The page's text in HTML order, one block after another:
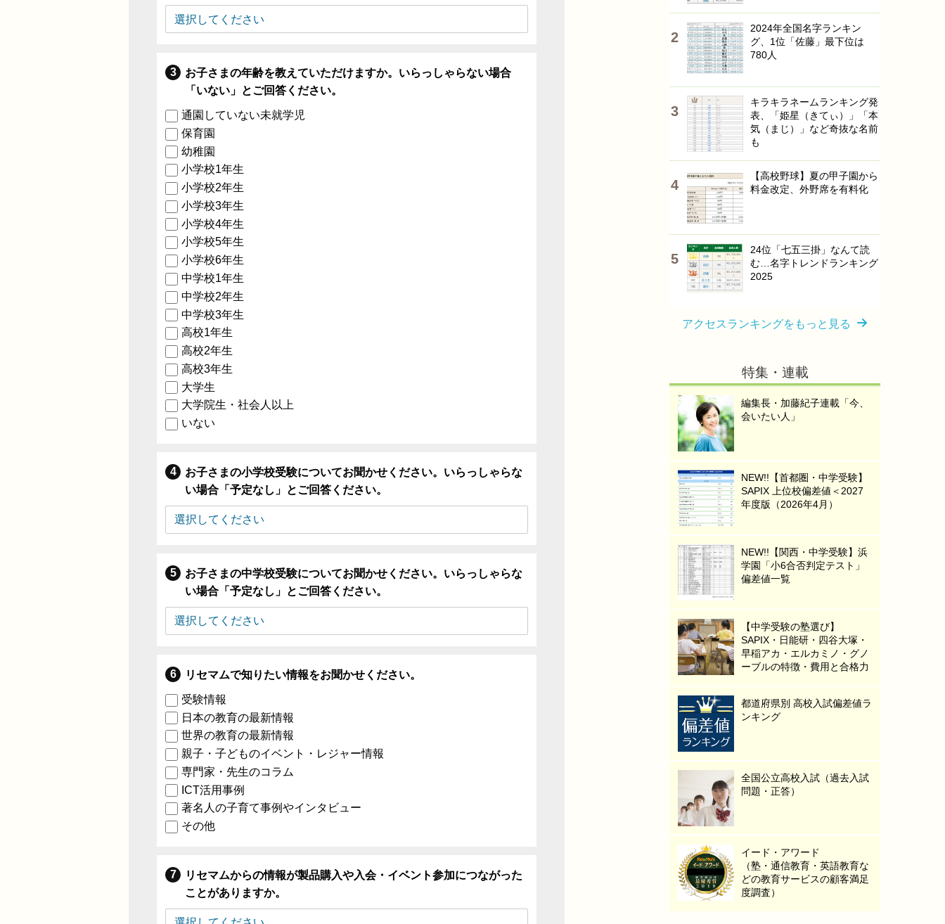
お子さまの年齢を教えていただけますか。いらっしゃらない場合
「いない」とご回答ください。
通園していない未就学児
保育園
幼稚園
小学校1年生
小学校2年生
小学校3年生
小学校4年生
小学校5年生
小学校6年生
中学校1年生
中学校2年生
中学校3年生
高校1年生
高校2年生
高校3年生
大学生
大学院生・社会人以上
いない
お子さまの小学校受験についてお聞かせください。いらっしゃらな
い場合「予定なし」とご回答ください。
お子さまの中学校受験についてお聞かせください。いらっしゃらな
い場合「予定なし」とご回答ください。
リセマムで知りたい情報をお聞かせください。
受験情報
日本の教育の最新情報
世界の教育の最新情報
親子・子どものイベント・レジャー情報
専門家・先生のコラム
ICT活用事例
著名人の子育て事例やインタビュー
その他
リセマムからの情報が製品購入や入会・イベント参加につながった
ことがありますか。
2024年全国名字ランキン
グ、1位「佐藤」最下位は
780人
キラキラネームランキング発
表、「姫星（きてぃ）」「本
気（まじ）」など奇抜な名前
も
【高校野球】夏の甲子園から
料金改定、外野席を有料化
24位「七五三掛」なんて読
む…名字トレンドランキング
2025
アクセスランキングをもっと見る
特集・連載
編集長・加藤紀子連載「今、
会いたい人」
NEW!!【首都圏・中学受験】
SAPIX 上位校偏差値＜2027
年度版（2026年4月）
NEW!!【関西・中学受験】浜
学園「小6合否判定テスト」
偏差値一覧
【中学受験の塾選び】
SAPIX・日能研・四谷大塚・
早稲アカ・エルカミノ・グノ
ーブルの特徴・費用と合格力
都道府県別 高校入試偏差値ラ
ンキング
全国公立高校入試（過去入試
問題・正答）
イード・アワード
（塾・通信教育・英語教育な
どの教育サービスの顧客満足
度調査）